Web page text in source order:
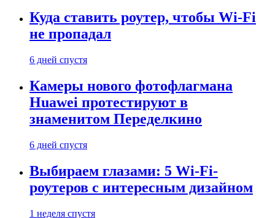
Куда ставить роутер, чтобы Wi-Fi
не пропадал
6 дней спустя
Камеры нового фотофлагмана
Huawei протестируют в
знаменитом Переделкино
6 дней спустя
Выбираем глазами: 5 Wi-Fi-
роутеров с интересным дизайном
1 неделя спустя